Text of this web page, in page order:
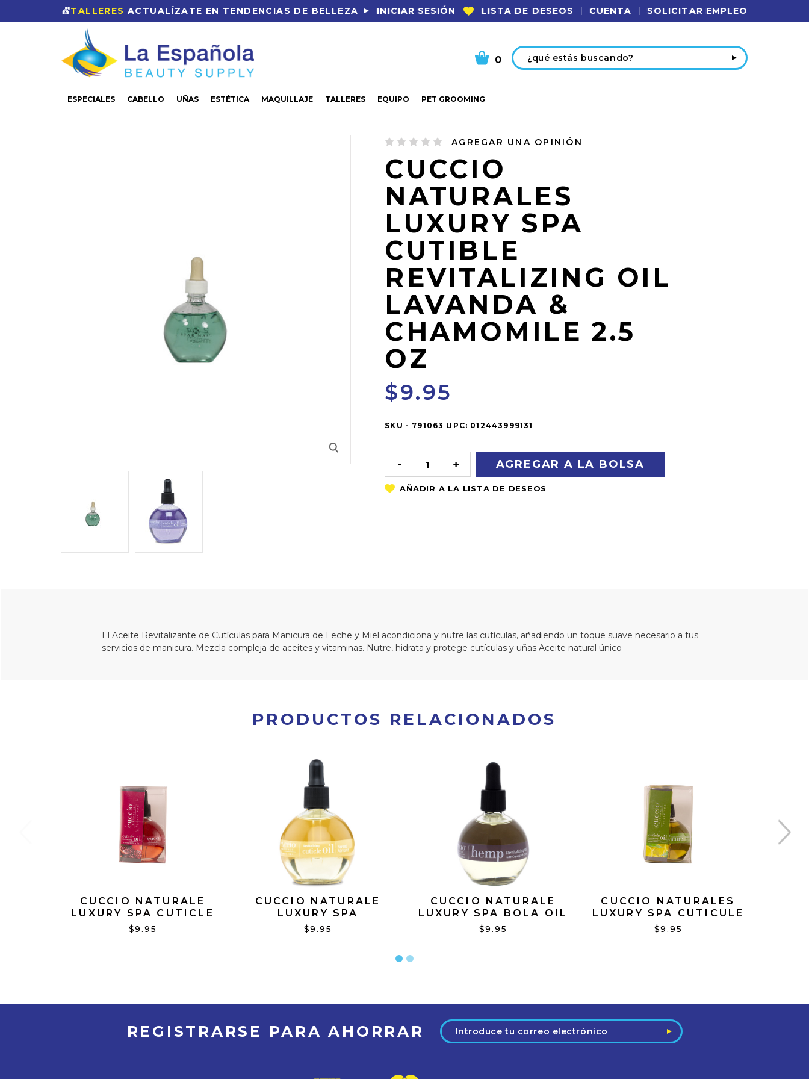
💇TALLERES ACTUALÍZATE EN TENDENCIAS DE BELLEZA INICIAR SESIÓN LISTA DE DESEOS CUENTA SOLICITAR EMPLEO
Buscar
0
ESPECIALES CABELLO UÑAS ESTÉTICA MAQUILLAJE TALLERES EQUIPO PET GROOMING
AGREGAR UNA OPINIÓN
CUCCIO
NATURALES
LUXURY SPA
CUTIBLE
REVITALIZING OIL
LAVANDA &
CHAMOMILE 2.5
OZ
$9.95
OUT
STOCK
SKU - 791063 UPC: 012443999131
DISMINUIR
LA
CANTIDAD:
AUMENTAR
LA
CANTIDAD:
El Aceite Revitalizante de Cutículas para Manicura de Leche y Miel acondiciona y nutre las cutículas, añadiendo un toque suave necesario a tus
servicios de manicura. Mezcla compleja de aceites y vitaminas. Nutre, hidrata y protege cutículas y uñas Aceite natural único
PRODUCTOS RELACIONADOS
CUCCIO NATURALE
LUXURY SPA CUTICLE
OIL REVITALIZING
POMEGRANATE & FIG
$9.95
CUCCIO NATURALE
LUXURY SPA
REVITALIZING CUTICLE
OIL SWEET ALMOND 2.5
$9.95
CUCCIO NATURALE
LUXURY SPA BOLA OIL
HEMP REVITALIZING
OIL WITH CUPUACU &
$9.95
CUCCIO NATURALES
LUXURY SPA CUTICULE
REVITALIZING OIL
WHITE LIMETTA & ALOE
$9.95
REGISTRARSE PARA AHORRAR
Dirección
de